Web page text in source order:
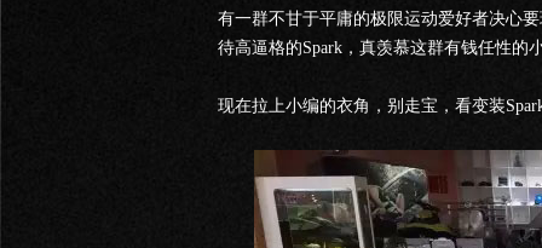
有一群不甘于平庸的极限运动爱好者决心
待高逼格的Spark，真羡慕这群有钱任性的
现在拉上小编的衣角，别走宝，看变装